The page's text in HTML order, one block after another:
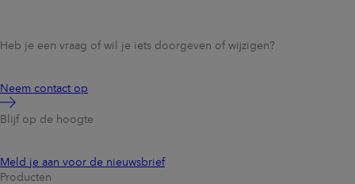
Heb je een vraag of wil je iets doorgeven of wijzigen?
Neem contact op
Blijf op de hoogte
Meld je aan voor de nieuwsbrief
Producten